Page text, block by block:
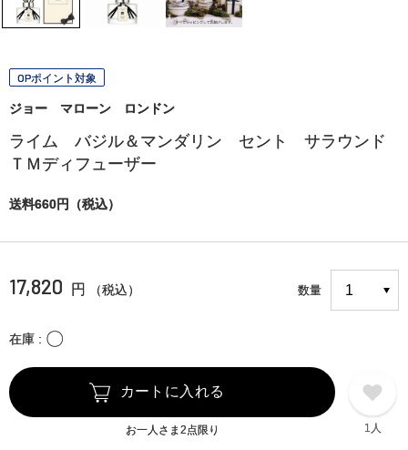
OPポイント対象
ジョー マローン ロンドン
ライム バジル＆マンダリン セント サラウンド
ＴＭディフューザー
送料660円（税込）
17,820 円 （税込） 数量
在庫 〇
カートに入れる
お一人さま2点限り 1人